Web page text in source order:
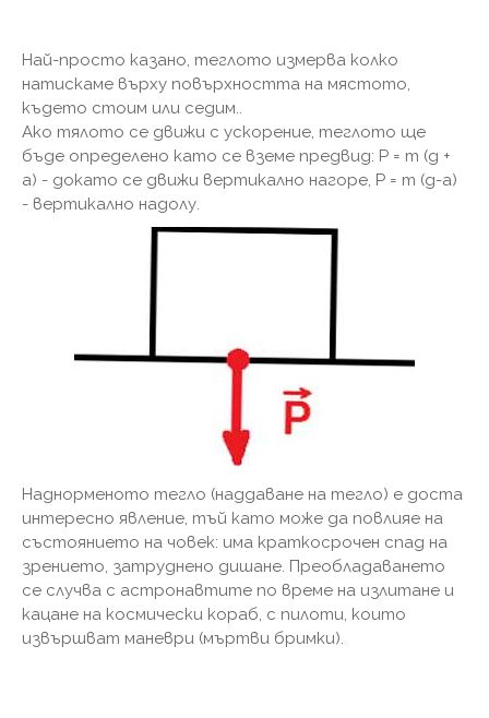
Най-просто казано, теглото измерва колко
натискаме върху повърхността на мястото,
където стоим или седим..
Ако тялото се движи с ускорение, теглото ще
бъде определено като се вземе предвид: P = m (g +
a) - докато се движи вертикално нагоре, P = m (g-a)
- вертикално надолу.
Наднорменото тегло (наддаване на тегло) е доста
интересно явление, тъй като може да повлияе на
състоянието на човек: има краткосрочен спад на
зрението, затруднено дишане. Преобладаването
се случва с астронавтите по време на излитане и
кацане на космически кораб, с пилоти, които
извършват маневри (мъртви бримки).